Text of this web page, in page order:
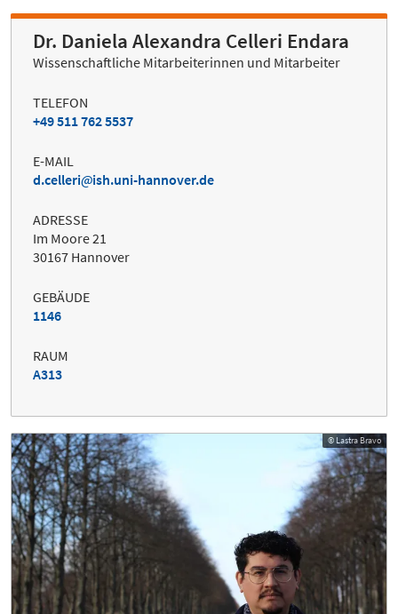
Dr. Daniela Alexandra Celleri Endara
Wissenschaftliche Mitarbeiterinnen und Mitarbeiter
TELEFON
+49 511 762 5537
E-MAIL
d.celleri
ish.uni-hannover.de
ADRESSE
Im Moore 21
30167 Hannover
GEBÄUDE
1146
RAUM
A313
© Lastra Bravo